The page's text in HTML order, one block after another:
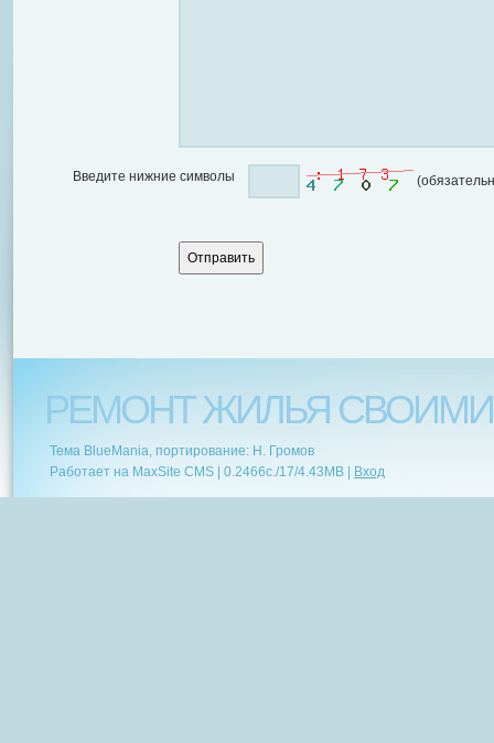
Введите нижние символы
РЕМОНТ ЖИЛЬЯ
Тема BlueMania, портирование: Н. Громов
Работает на MaxSite CMS | 0.2466c./17/4.43MB Вход